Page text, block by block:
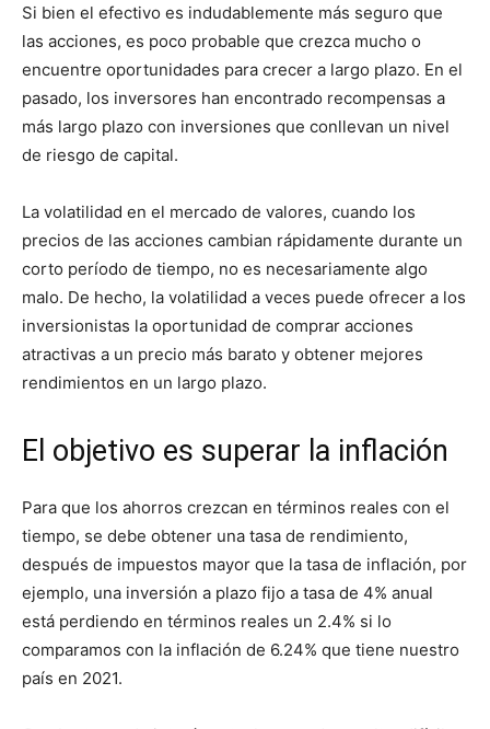
Si bien el efectivo es indudablemente más seguro que
las acciones, es poco probable que crezca mucho o
encuentre oportunidades para crecer a largo plazo. En el
pasado, los inversores han encontrado recompensas a
más largo plazo con inversiones que conllevan un nivel
de riesgo de capital.
La volatilidad en el mercado de valores, cuando los
precios de las acciones cambian rápidamente durante un
corto período de tiempo, no es necesariamente algo
malo. De hecho, la volatilidad a veces puede ofrecer a los
inversionistas la oportunidad de comprar acciones
atractivas a un precio más barato y obtener mejores
rendimientos en un largo plazo.
El objetivo es superar la inflación
Para que los ahorros crezcan en términos reales con el
tiempo, se debe obtener una tasa de rendimiento,
después de impuestos mayor que la tasa de inflación, por
ejemplo, una inversión a plazo fijo a tasa de 4% anual
está perdiendo en términos reales un 2.4% si lo
comparamos con la inflación de 6.24% que tiene nuestro
país en 2021.